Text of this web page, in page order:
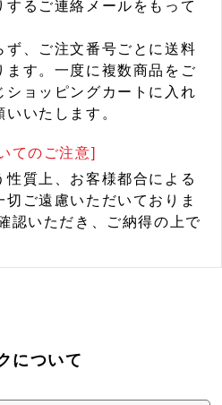
るご連絡メールをもって
ず、ご注文番号ごとに送料
ます。一度に複数商品をご
ショッピングカートに入れ
いたします。
てのご注意]
性質上、お客様都合による
ご遠慮いただいておりま
認いただき、ご納得の上で
について